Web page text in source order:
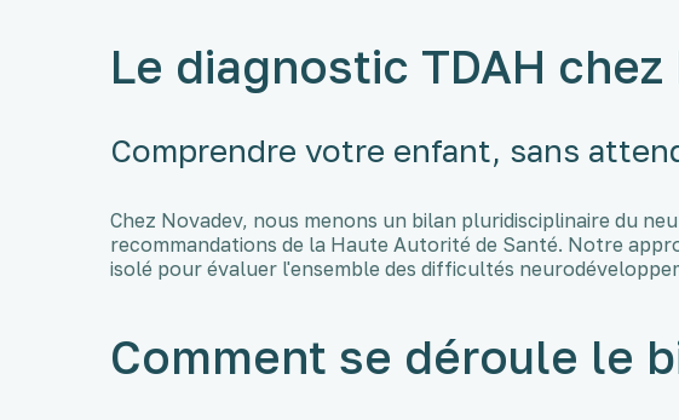
Le diagnostic TDAH chez
Comprendre votre enfant, sans
Chez Novadev, nous menons un bilan pluridisciplinaire du
recommandations de la Haute Autorité de Santé. Notre
isolé pour évaluer l'ensemble des difficultés
Comment se déroule le